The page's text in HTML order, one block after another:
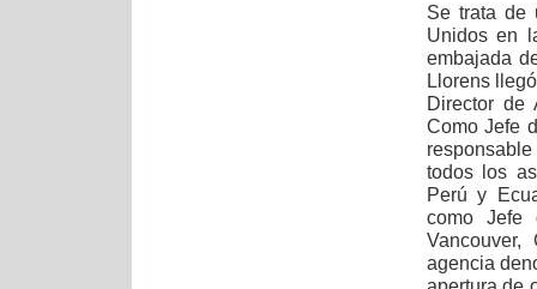
Se trata de
Unidos en
embajada
Llorens
Director de
Como Jefe
todos los
Perú y
como Jefe
agencia